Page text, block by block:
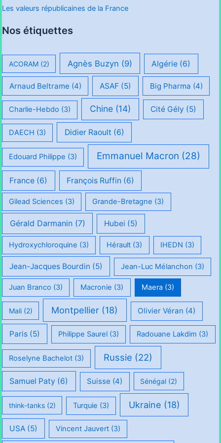
Les valeurs républicaines de la France
Nos étiquettes
ACORAM(2) Agnès Buzyn (9) Algérie (6)
Arnaud Beltrame (4) ASAF (5) Big Pharma (4)
Charlie-Hebdo (3) Chine (14) Cité Gély (5)
DAECH (3) Didier Raoult (6)
Edouard Philippe (3) Emmanuel Macron (28)
France (6) François Ruffin (6)
Gilead Sciences (3) Grande-Bretagne (3)
Gérald Darmanin(7) Hubei (5)
Hydroxychloroquine (3) Hérault (3) IHEDN (3)
Jean-Jacques Bourdin (5) Jean-Luc Mélanchon (3)
Juan Branco (3) Macronie (3) Maera(3)
Mali(2) Montpellier (18) Olivier Véran (4)
Paris(5) Philippe Saurel (3) Radouane Lakdim (3)
Roselyne Bachelot (3) Russie (22)
Samuel Paty (6) Suisse (4) Sénégal (2)
think-tanks(2) Turquie (3) Ukraine (18)
USA(5) Vincent Jauvert (3)